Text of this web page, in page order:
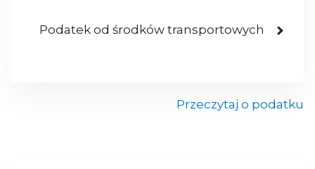
Podatek od środków transportowych
Przeczytaj o podatku